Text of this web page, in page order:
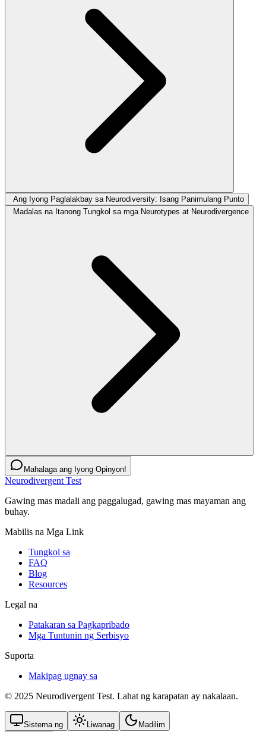
Ang Iyong Paglalakbay sa Neurodiversity: Isang Panimulang Punto
Madalas na Itanong Tungkol sa mga Neurotypes at Neurodivergence
Mahalaga ang Iyong Opinyon!
Neurodivergent Test
Gawing mas madali ang paggalugad, gawing mas mayaman ang
buhay.
Mabilis na Mga Link
Tungkol sa
FAQ
Blog
Resources
Legal na
Patakaran sa Pagkapribado
Mga Tuntunin ng Serbisyo
Suporta
Makipag ugnay sa
© 2025 Neurodivergent Test. Lahat ng karapatan ay nakalaan.
Sistema ng Liwanag Madilim